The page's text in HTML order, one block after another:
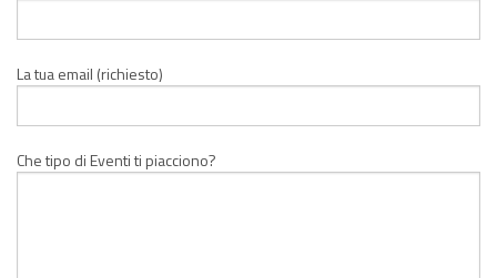
La tua email (richiesto)
Che tipo di Eventi ti piacciono?